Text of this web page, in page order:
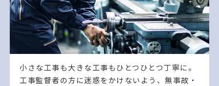
小さな工事も大きな工事もひとつひとつ丁寧に。
工事監督者の方に迷惑をかけないよう、無事故・